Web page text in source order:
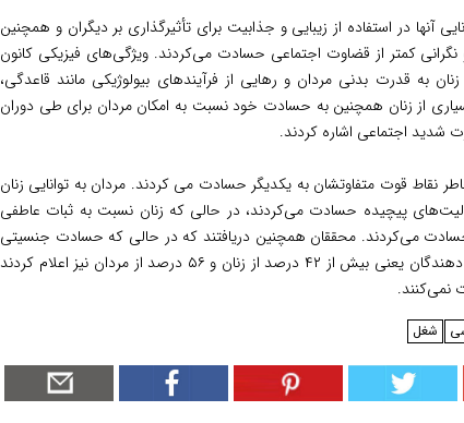
آنها در استفاده از زیبایی و جذابیت برای تأثیرگذاری بر دیگران و همچنین
و نگرانی کمتر از قضاوت اجتماعی حسادت می‌کردند. ویژگی‌های فیزیکی کانون
به قدرت بدنی مردان و رهایی از فرآیندهای بیولوژیکی مانند قاعدگی،
از زنان همچنین به حسادت خود نسبت به امکان مردان برای طی دوران
شدید اجتماعی اشاره کردند.
نقاط قوت متفاوتشان به یکدیگر حسادت می کردند. مردان به توانایی زنان
پیچیده حسادت می‌کردند، در حالی که زنان نسبت به ثبات عاطفی
حسادت می‌کردند. محققان همچنین دریافتند که در حالی که حسادت جنسیتی
شایع است، بخش قابل توجهی از پاسخ دهندگان یعنی بیش از ۴۲ درصد از زنان و ۵۶ درصد از مردان نیز اعلام کردند
شغل